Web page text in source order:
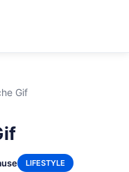
Gif
LIFESTYLE